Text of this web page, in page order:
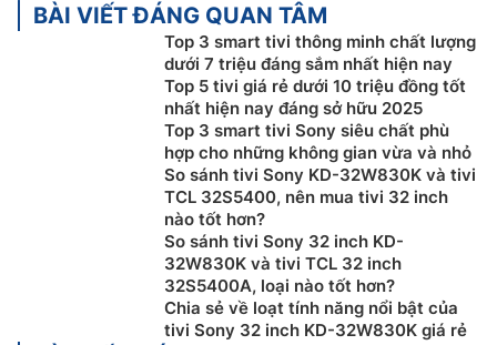
Tivi Sony 32W830K cóloaX-Balanced mang đến chất
lượng âm thanh rõ nét, phong phú để giúp không gian
giải trí nhà bạn trở lên được sống động hơn. Tivi cũng
tạo ra được âm thanh vòm giả lập nhờ bộ đôi công
BÀI VIẾT ĐÁNG QUAN TÂM
Top 3 smart tivi thông minh chất lượng
dưới 7 triệu đáng sắm nhất hiện nay
Top 5 tivi giá rẻ dưới 10 triệu đồng tốt
nhất hiện nay đáng sở hữu 2025
Top 3 smart tivi Sony siêu chất phù
hợp cho những không gian vừa và nhỏ
So sánh tivi Sony KD-32W830K và tivi
TCL 32S5400, nên mua tivi 32 inch
nào tốt hơn?
So sánh tivi Sony 32 inch KD-
32W830K và tivi TCL 32 inch
32S5400A, loại nào tốt hơn?
Chia sẻ về loạt tính năng nổi bật của
tivi Sony 32 inch KD-32W830K giá rẻ